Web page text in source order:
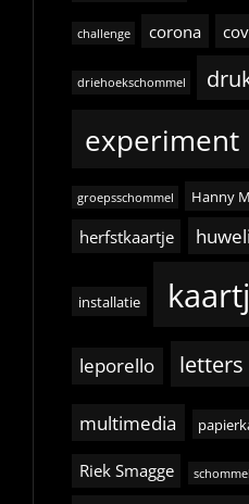
challenge corona
driehoekschommel
experiment
groepsschommel Hanny
herfstkaartje
installatie
leporello letters
multimedia
Riek Smagge schommel